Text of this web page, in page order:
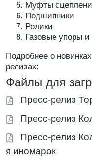
Муфты
Подшипники
Ролики
Газовые упоры и
Подробнее о
релизах:
Файлы для
Пресс-релиз
Пресс-релиз
Пресс-релиз
я иномарок